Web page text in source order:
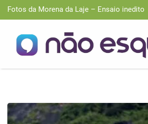
Fotos da Morena da Laje – Ensaio inedito